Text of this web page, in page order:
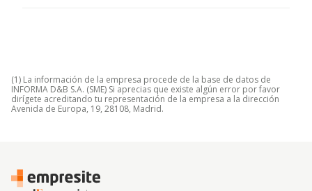
(1) La información de la empresa procede de la base de datos de
INFORMA D&B S.A. (SME) Si aprecias que existe algún error por favor
dirígete acreditando tu representación de la empresa a la dirección
Avenida de Europa, 19, 28108, Madrid.